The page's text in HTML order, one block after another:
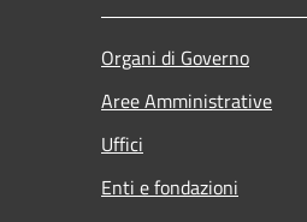
Organi di Governo
Aree Amministrative
Uffici
Enti e fondazioni